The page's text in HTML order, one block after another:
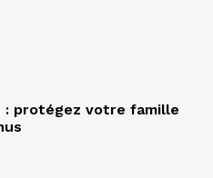
: protégez votre famille